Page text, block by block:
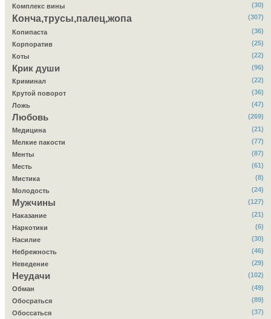
Комплекс вины
(30)
Конча,трусы,палец,жопа (307)
Копипаста
(36)
Корпоратив
(25)
Коты
(22)
Крик души
(96)
Криминал
(22)
Крутой поворот
(36)
Ложь
(47)
Любовь
(269)
Медицина
(21)
Мелкие пакости
(77)
Менты
(87)
Месть
(61)
Мистика
(8)
Молодость
(24)
Мужчины
(127)
Наказание
(21)
Наркотики
(6)
Насилие
(30)
Небрежность
(46)
Неведение
(29)
Неудачи
(102)
Обман
(49)
Обосраться
(89)
Обоссаться
(37)